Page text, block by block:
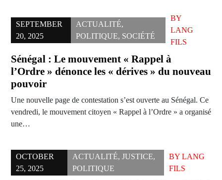
SEPTEMBER
20, 2025
ACTUALITÉ,
POLITIQUE, SOCIÉTÉ
BY
LANG
FILS
Sénégal : Le mouvement « Rappel à
l’Ordre » dénonce les « dérives » du nouveau
pouvoir
Une nouvelle page de contestation s’est ouverte au Sénégal. Ce
vendredi, le mouvement citoyen « Rappel à l’Ordre » a organisé
une…
OCTOBER
25, 2025
ACTUALITÉ, JUSTICE,
POLITIQUE
BYLANG
FILS